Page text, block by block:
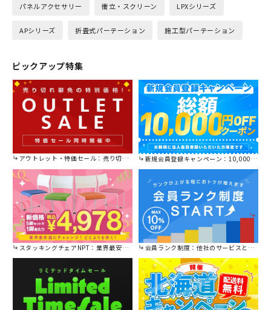
パネルアクセサリー 衝立・スクリーン LPXシリーズ
APシリーズ 折畳式パーテーション 施工型パーテーション
ピックアップ特集
アウトレット・特価セール：売り切れ御免の特別価格！ 新規会員登録キャンペーン：10,000円OFFクーポン進呈中！
スタッキングチェアNPT：業界最安値に挑戦！ 会員ランク制度：他社のサービスと比較してください。